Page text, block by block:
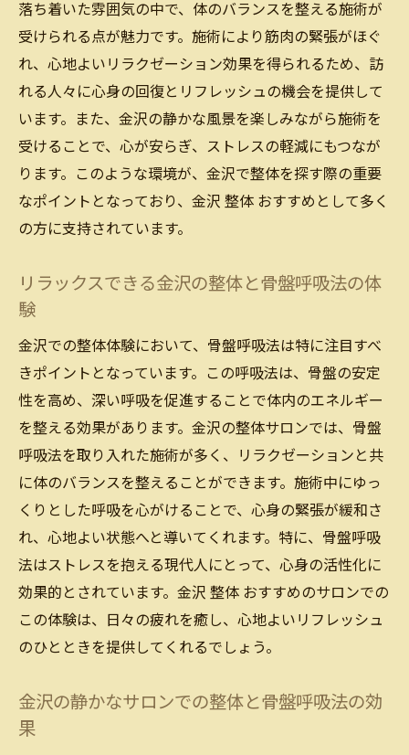
落ち着いた雰囲気の中で、体のバランスを整える施術が
受けられる点が魅力です。施術により筋肉の緊張がほぐ
れ、心地よいリラクゼーション効果を得られるため、訪
れる人々に心身の回復とリフレッシュの機会を提供して
います。また、金沢の静かな風景を楽しみながら施術を
受けることで、心が安らぎ、ストレスの軽減にもつなが
ります。このような環境が、金沢で整体を探す際の重要
なポイントとなっており、金沢 整体 おすすめとして多く
の方に支持されています。
リラックスできる金沢の整体と骨盤呼吸法の体
験
金沢での整体体験において、骨盤呼吸法は特に注目すべ
きポイントとなっています。この呼吸法は、骨盤の安定
性を高め、深い呼吸を促進することで体内のエネルギー
を整える効果があります。金沢の整体サロンでは、骨盤
呼吸法を取り入れた施術が多く、リラクゼーションと共
に体のバランスを整えることができます。施術中にゆっ
くりとした呼吸を心がけることで、心身の緊張が緩和さ
れ、心地よい状態へと導いてくれます。特に、骨盤呼吸
法はストレスを抱える現代人にとって、心身の活性化に
効果的とされています。金沢 整体 おすすめのサロンでの
この体験は、日々の疲れを癒し、心地よいリフレッシュ
のひとときを提供してくれるでしょう。
金沢の静かなサロンでの整体と骨盤呼吸法の効
果